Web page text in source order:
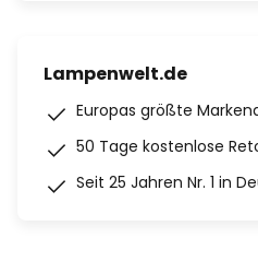
Lampenwelt.de
Europas größte
50 Tage kostenlose
Seit 25 Jahren Nr. 1 in